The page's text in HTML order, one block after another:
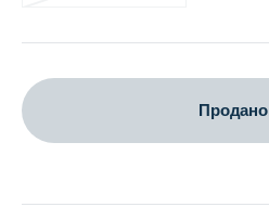
Продано